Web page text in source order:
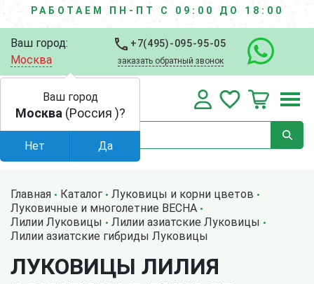
РАБОТАЕМ ПН-ПТ С 09:00 ДО 18:00
Ваш город:
Москва
+7(495)-095-95-05
заказать обратный звонок
Главная Каталог
Луковицы и корни цветов
Луковичные и многолетние ВЕСНА
Лилии Луковицы
Лилии азиатские Луковицы
Лилии aзиaтсκие гибриды Луковицы
ЛУКОВИЦЫ ЛИЛИЯ
Ваш город
Москва (Россия )?
Нет Да